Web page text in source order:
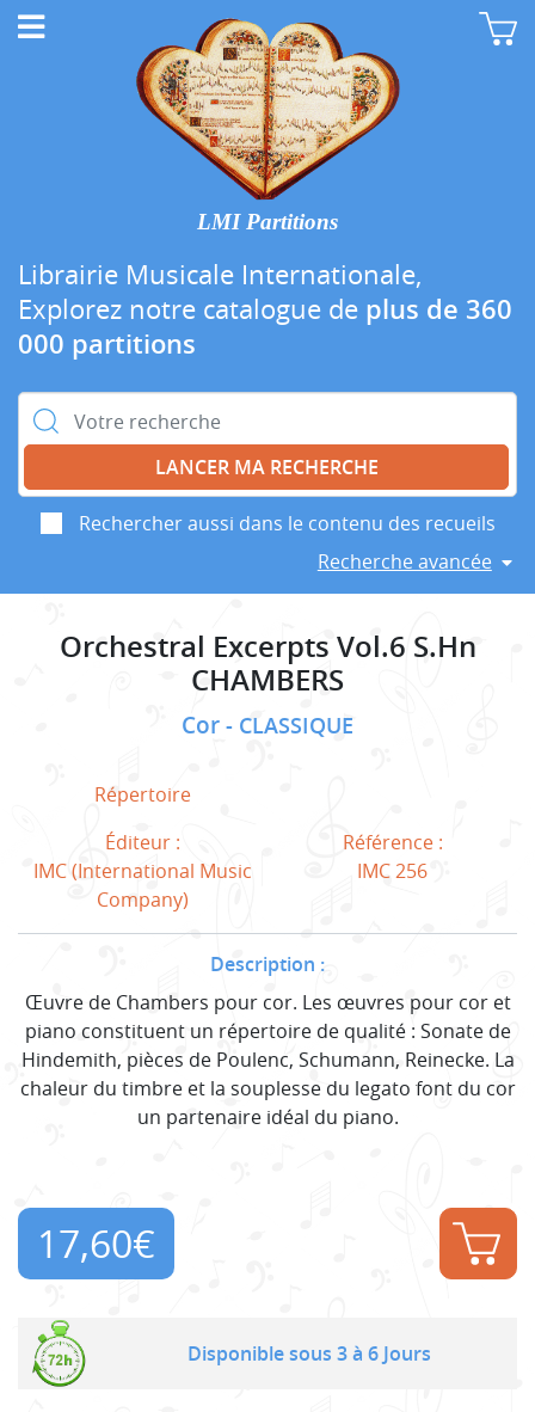
LMI Partitions
Librairie Musicale Internationale,
Explorez notre catalogue de plus de 360
000 partitions
Rechercher :
Rechercher aussi dans le contenu des recueils
Recherche avancée
Orchestral Excerpts Vol.6 S.Hn
CHAMBERS
Cor CLASSIQUE
Répertoire
Éditeur :
IMC (International Music
Company)
Référence :
IMC 256
Description :
Œuvre de Chambers pour cor. Les œuvres pour cor et
piano constituent un répertoire de qualité : Sonate de
Hindemith, pièces de Poulenc, Schumann, Reinecke. La
chaleur du timbre et la souplesse du legato font du cor
un partenaire idéal du piano.
17,60€
Disponible sous 3 à 6 Jours